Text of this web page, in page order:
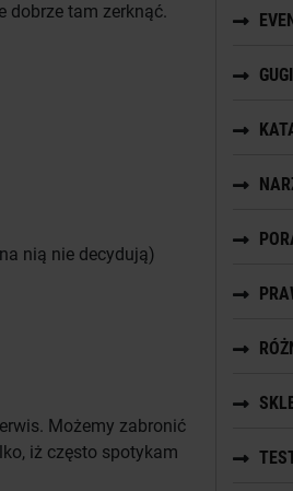
dobrze tam zerknąć.
nią nie decydują)
Możemy zabronić
iż często spotykam